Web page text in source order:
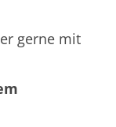
gerne mit